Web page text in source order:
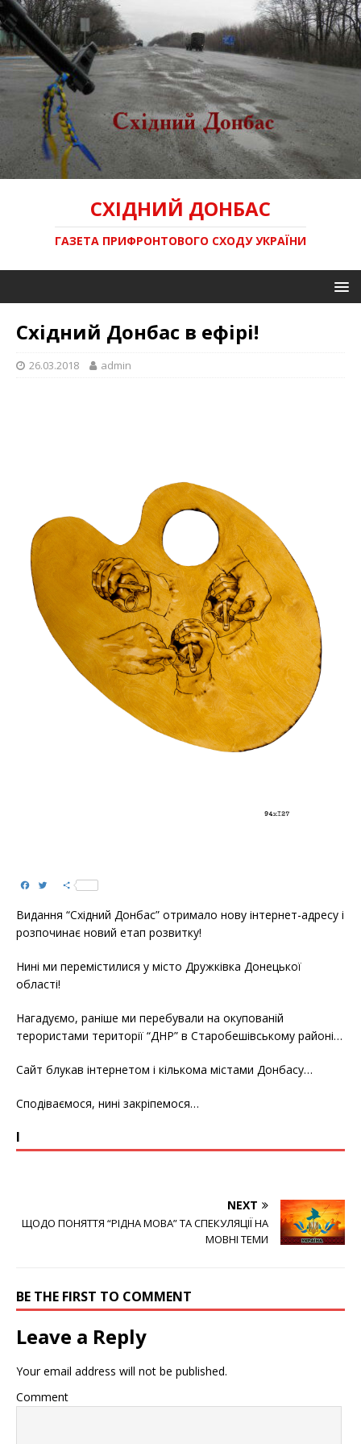
СХІДНИЙ ДОНБАС
ГАЗЕТА ПРИФРОНТОВОГО СХОДУ УКРАЇНИ
Східний Донбас в ефірі!
26.03.2018 admin
e
b
o
k
t
t
e
S
h
a
r
e
Видання “Східний Донбас” отримало нову інтернет-адресу і
розпочинає новий етап розвитку!
Нині ми перемістилися у місто Дружківка Донецької
області!
Нагадуємо, раніше ми перебували на окупованій
терористами території “ДНР” в Старобешівському районі…
Сайт блукав інтернетом і кількома містами Донбасу…
Сподіваємося, нині закріпемося…
І
NEXT
ЩОДО ПОНЯТТЯ “РІДНА МОВА” ТА СПЕКУЛЯЦІЇ НА
МОВНІ ТЕМИ
BE THE FIRST TO COMMENT
Leave a Reply
Your email address will not be published.
Comment